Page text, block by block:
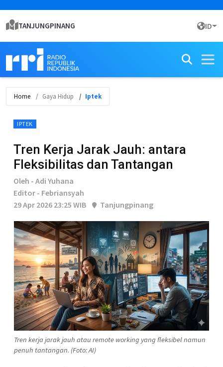
TANJUNGPINANG ID
Home Gaya Hidup Iptek
IPTEK
Tren Kerja Jarak Jauh: antara
Fleksibilitas dan Tantangan
Oleh - Adi Yuhana
Editor - Febriansyah
29 Apr 2026 23:25 WIB
Tanjungpinang
Tren kerja jarak jauh atau remote working yang fleksibel namun
penuh tantangan. (Foto: AI)